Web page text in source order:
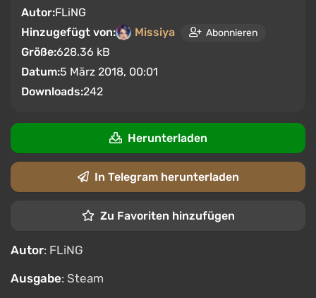
Autor:FLiNG
Hinzugefügt von:
Missiya Abonnieren
Größe:628.36 kB
Datum:5 März 2018, 00:01
Downloads:242
Herunterladen
In Telegram herunterladen
Zu Favoriten hinzufügen
Autor: FLiNG
Ausgabe: Steam